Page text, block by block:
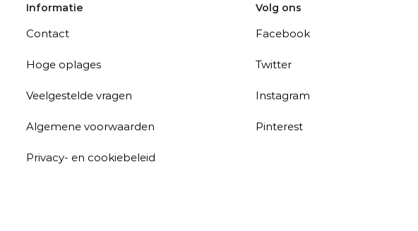
Informatie
Contact
Hoge oplages
Veelgestelde vragen
Algemene voorwaarden
Privacy- en cookiebeleid
Volg ons
Facebook
Twitter
Instagram
Pinterest